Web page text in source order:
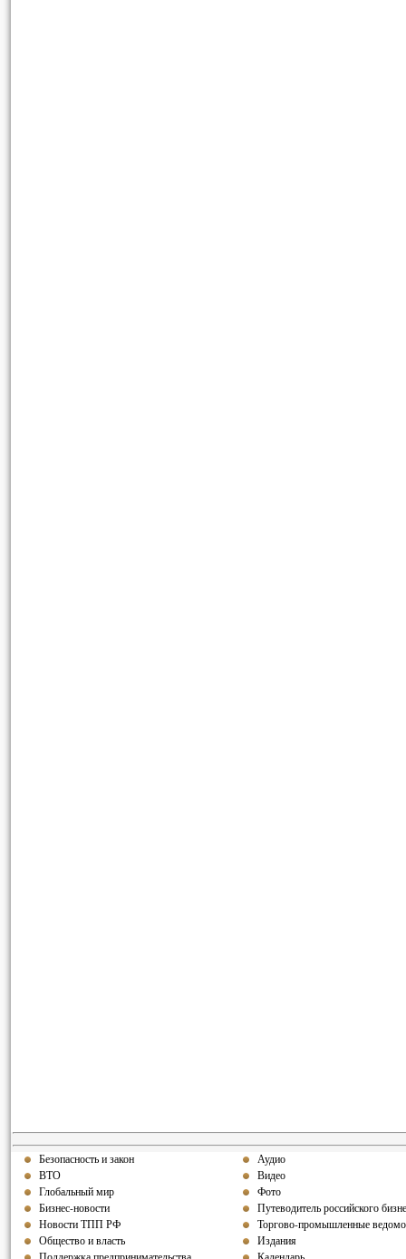
Безопасность и закон
ВТО
Глобальный мир
Бизнес-новости
Новости ТПП РФ
Общество и власть
Аудио
Видео
Фото
Путеводитель российского
Торгово-промышленные
Издания